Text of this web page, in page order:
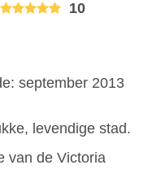
10
september 2013
levendige stad.
van de Victoria